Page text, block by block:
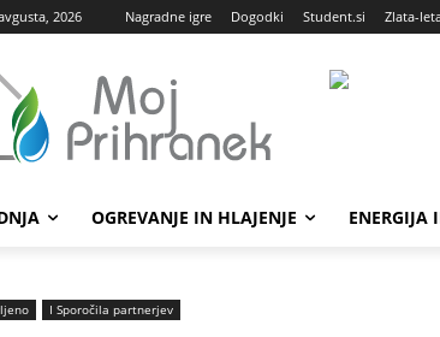
2026 Nagradne igre Dogodki Student.si Zlata-
OGREVANJE IN HLAJENJE ENERGIJA
Ι Sporočila partnerjev